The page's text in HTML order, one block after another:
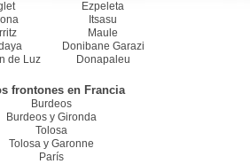
de Luz
Ezpeleta
Itsasu
Maule
Donibane Garazi
Donapaleu
frontones en Francia
Burdeos
Burdeos y Gironda
Tolosa
Tolosa y Garonne
París